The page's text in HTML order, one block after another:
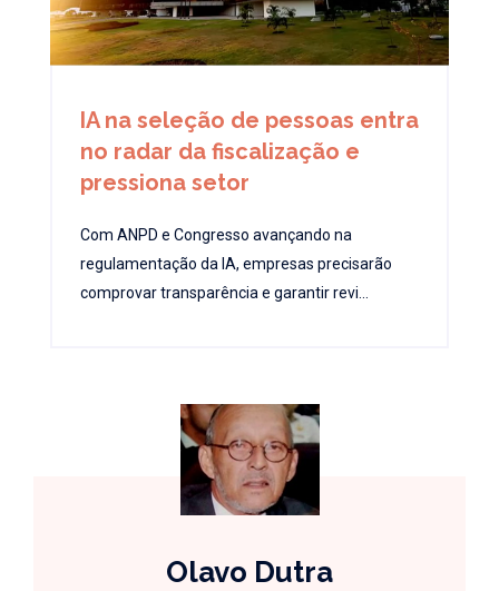
IA na seleção de pessoas entra
no radar da fiscalização e
pressiona setor
Com ANPD e Congresso avançando na
regulamentação da IA, empresas precisarão
comprovar transparência e garantir revi...
Olavo Dutra